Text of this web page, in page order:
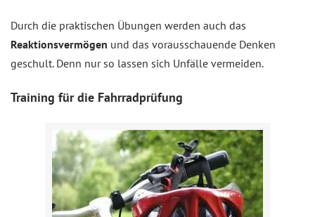
Durch die praktischen Übungen werden auch das
Reaktionsvermögen und das vorausschauende Denken
geschult. Denn nur so lassen sich Unfälle vermeiden.
Training für die Fahrradprüfung